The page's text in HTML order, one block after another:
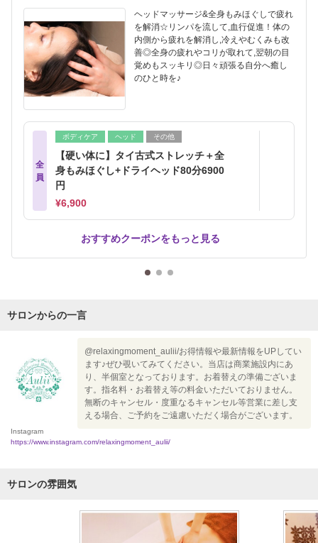
ヘッドマッサージ&全身もみほぐしで疲れ
を解消☆リンパを流して,血行促進！体の
内側から疲れを解消し,冷えやむくみも改
善◎全身の疲れやコリが取れて,翌朝の目
覚めもスッキリ◎日々頑張る自分へ癒し
のひと時を♪
全
員
ボディケア ヘッド その他
【硬い体に】タイ古式ストレッチ＋全
身もみほぐし+ドライヘッド80分6900
円
¥6,900
おすすめクーポンをもっと見る
サロンからの一言
Instagram
https://www.instagram.com/relaxingmoment_aulii/
@relaxingmoment_aulii/お得情報や最新情報をUPしてい
ます♪ぜひ覗いてみてください。当店は商業施設内にあ
り、半個室となっております。お着替えの準備ございま
す。指名料・お着替え等の料金いただいておりません。
無断のキャンセル・度重なるキャンセル等営業に差し支
える場合、ご予約をご遠慮いただく場合がございます。
サロンの雰囲気